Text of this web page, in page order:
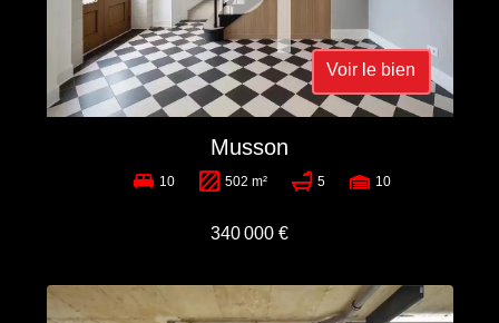
Voir le bien
Musson
10 502 m² 5 10
340 000 €